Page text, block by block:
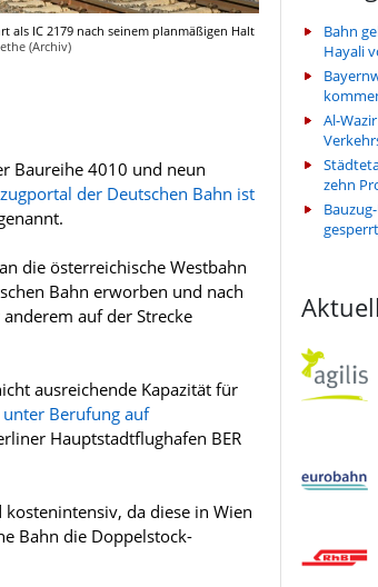
als IC 2179 nach seinem planmäßigen Halt
(Archiv)
Baureihe 4010 und neun
der Deutschen Bahn ist
die österreichische Westbahn
Bahn erworben und nach
auf der Strecke
ausreichende Kapazität für
unter Berufung auf
Hauptstadtflughafen BER
da diese in Wien
Bahn die Doppelstock-
Bahn
Hayali
Al-
zehn
gesperrt